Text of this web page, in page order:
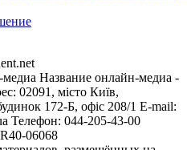
Название онлайн-медиа -
02091, місто Київ,
172-Б, офіс 208/1 E-mail:
Телефон: 044-205-43-00
06068